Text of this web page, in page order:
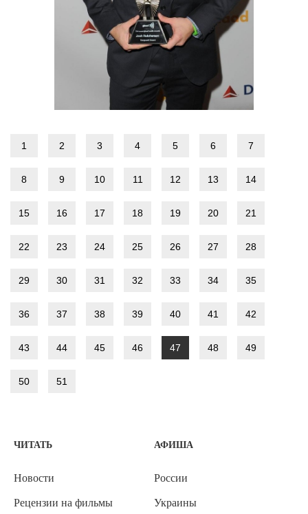
1 2 3 4 5 6 7
8 9 10 11 12 13 14
15 16 17 18 19 20 21
22 23 24 25 26 27 28
29 30 31 32 33 34 35
36 37 38 39 40 41 42
43 44 45 46 47 48 49
50 51
ЧИТАТЬ
Новости
Рецензии на фильмы
АФИША
России
Украины